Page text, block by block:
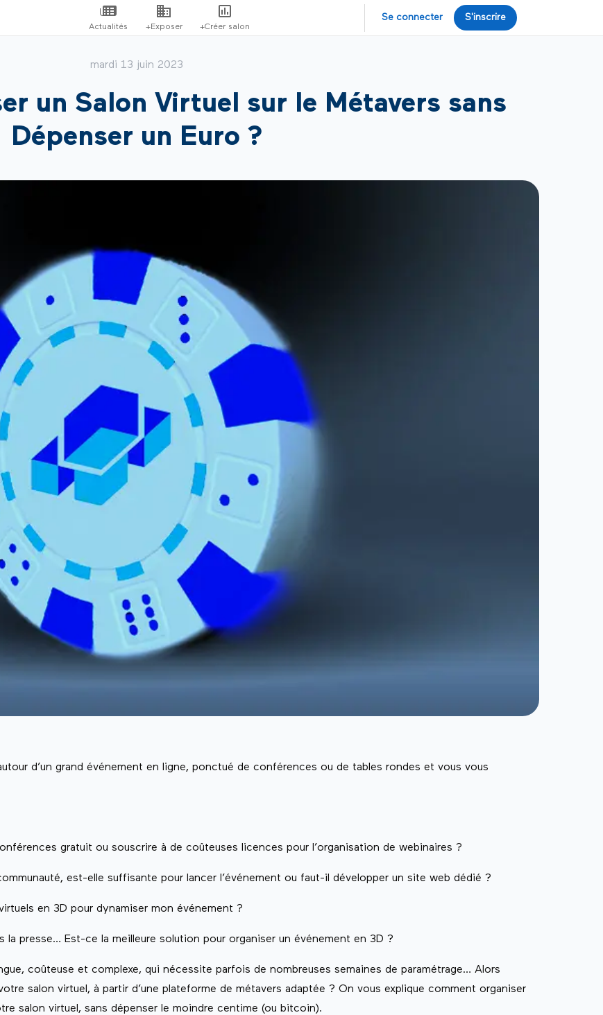
Actualités +Exposer +Créer salon
Se connecter S'inscrire
mardi 13 juin 2023
un Salon Virtuel sur le Métavers sans
Dépenser un Euro ?
d’un grand événement en ligne, ponctué de conférences ou de tables rondes et vous vous
gratuit ou souscrire à de coûteuses licences pour l’organisation de webinaires ?
est-elle suffisante pour lancer l’événement ou faut-il développer un site web dédié ?
en 3D pour dynamiser mon événement ?
la presse… Est-ce la meilleure solution pour organiser un événement en 3D ?
coûteuse et complexe, qui nécessite parfois de nombreuses semaines de paramétrage… Alors
salon virtuel, à partir d’une plateforme de métavers adaptée ? On vous explique comment organiser
salon virtuel, sans dépenser le moindre centime (ou bitcoin).